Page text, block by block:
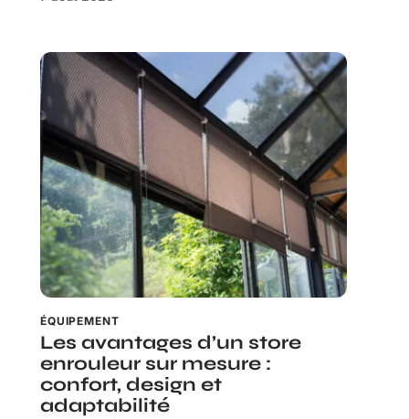
ÉQUIPEMENT
Les avantages d’un store
enrouleur sur mesure :
confort, design et
adaptabilité